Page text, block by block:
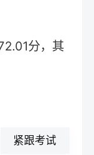
分，其
紧跟考试